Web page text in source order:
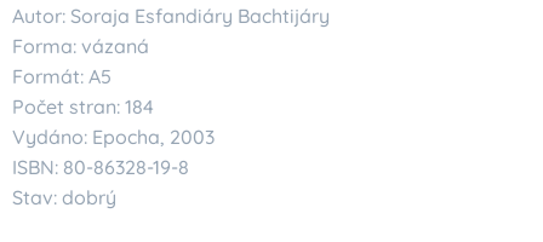
Autor: Soraja Esfandiáry Bachtijáry
Forma: vázaná
Formát: A5
Počet stran: 184
Vydáno: Epocha, 2003
ISBN: 80-86328-19-8
Stav: dobrý